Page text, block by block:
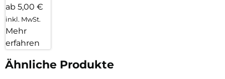
ab 5,00 €
inkl. MwSt.
Mehr
erfahren
Ähnliche Produkte